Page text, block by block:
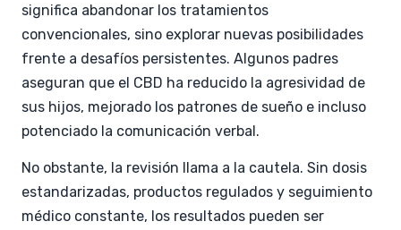
significa abandonar los tratamientos
convencionales, sino explorar nuevas posibilidades
frente a desafíos persistentes. Algunos padres
aseguran que el CBD ha reducido la agresividad de
sus hijos, mejorado los patrones de sueño e incluso
potenciado la comunicación verbal.
No obstante, la revisión llama a la cautela. Sin dosis
estandarizadas, productos regulados y seguimiento
médico constante, los resultados pueden ser